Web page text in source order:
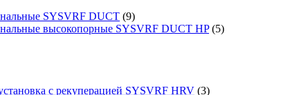
SYSVRF DUCT (9)
высокопорные SYSVRF DUCT HP (5)
с рекуперацией SYSVRF HRV (3)